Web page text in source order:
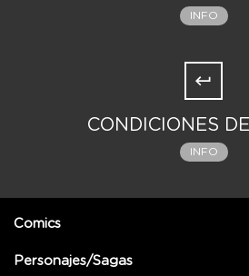
INFO
CONDICIONES
INFO
Comics
Personajes/Sagas